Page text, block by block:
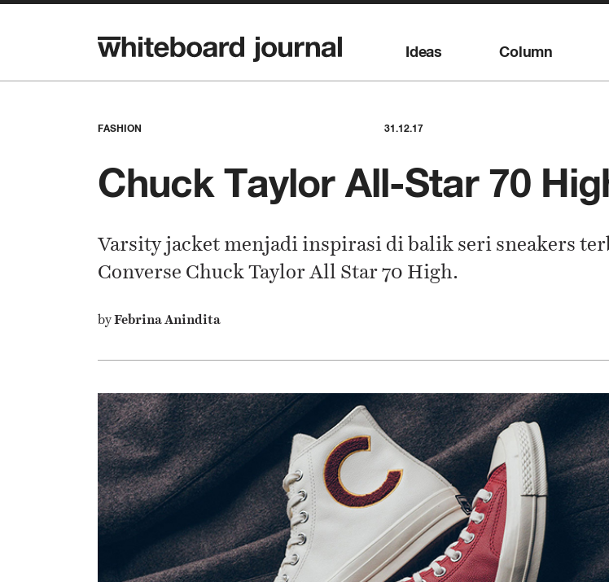
Ideas Column
FASHION 31.12.17
Chuck Taylor All-Star 70
Varsity jacket menjadi inspirasi di balik seri sneakers
Converse Chuck Taylor All Star 70 High.
byFebrina Anindita